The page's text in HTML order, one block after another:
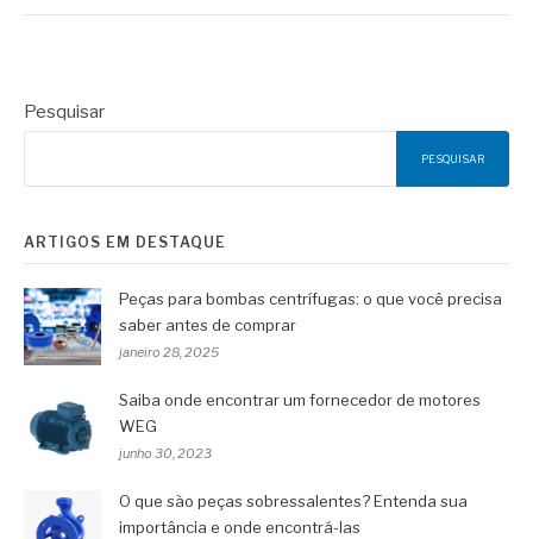
Pesquisar
PESQUISAR
ARTIGOS EM DESTAQUE
Peças para bombas centrífugas: o que você precisa
saber antes de comprar
janeiro 28, 2025
Saiba onde encontrar um fornecedor de motores
WEG
junho 30, 2023
O que são peças sobressalentes? Entenda sua
importância e onde encontrá-las